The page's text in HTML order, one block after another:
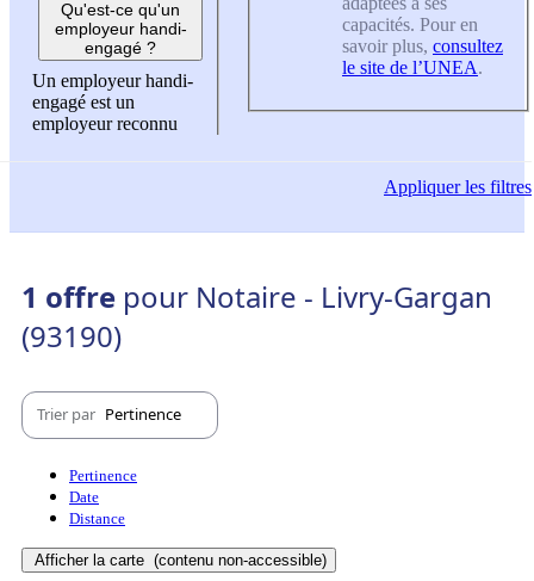
Qu'est-ce qu'un
employeur handi-
engagé ?
Un employeur handi-
engagé est un
employeur reconnu
capacités. Pour en
savoir plus, consultez
le site de l’UNEA.
Appliquerles filtres
1 offre pour Notaire - Livry-Gargan
(93190)
Trier par Pertinence
Pertinence
Date
Distance
Afficher la carte (contenu non-accessible)